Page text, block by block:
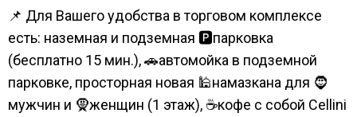
📌 Для Вашего удобства в торговом комплексе
есть: наземная и подземная 🅿парковка
(бесплатно 15 мин.), 🚗автомойка в подземной
парковке, просторная новая 🕌намазкана для 🧔
мужчин и 🧕женщин (1 этаж), ☕кофе с собой Cellini